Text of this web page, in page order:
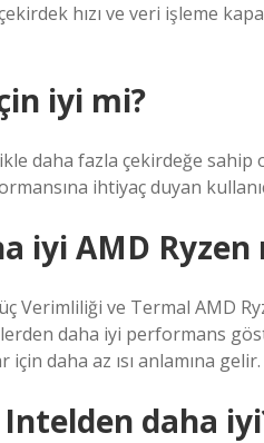
hızı ve veri işleme
iyi mi?
daha fazla çekirdeğe sahip
ihtiyaç duyan
iyi AMD Ryzen
Verimliliği ve Termal AMD
daha iyi performans
daha az ısı anlamına gelir.
daha